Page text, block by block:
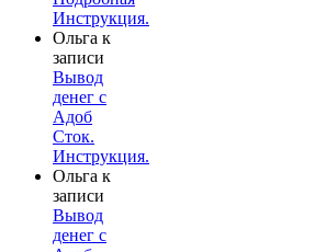
Инструкция.
Ольга к
записи
Вывод
денег с
Адоб
Сток.
Инструкция.
Ольга к
записи
Вывод
денег с